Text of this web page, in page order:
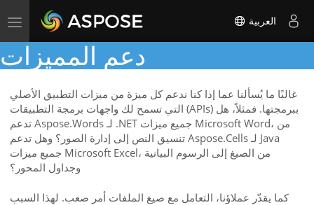
Toggle
navigation
العربية
دعم المميزات
غالبًا ما يُسألنا عما إذا كنا ندعم كل ميزة من ميزات التطبيق الأصلي
التي تسمح لك واجهات برمجة التطبيقات (APIs) ببرمجتها. فمثلاً، هل
تدعم Aspose.Words لـ .NET جميع ميزات Microsoft Word، من
تنسيق النص إلى إدارة الصور؟ وهل تدعم Aspose.Cells لـ Java
جميع ميزات Microsoft Excel، من الصيغ إلى الرسوم البيانية
وجداول المحور؟
كما يقدّر عملاؤنا، التعامل مع صيغ الملفات أمر صعب. لهذا السبب